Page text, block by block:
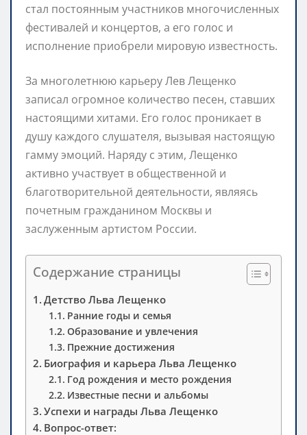
стал постоянным участников многочисленных
фестивалей и концертов, а его голос и
исполнение приобрели мировую известность.
За многолетнюю карьеру Лев Лещенко
записал огромное количество песен, ставших
настоящими хитами. Его голос проникает в
душу каждого слушателя, вызывая настоящую
гамму эмоций. Наряду с этим, Лещенко
активно участвует в общественной и
благотворительной деятельности, являясь
почетным гражданином Москвы и
заслуженным артистом России.
Содержание страницы
Детство Льва Лещенко
Ранние годы и семья
Образование и увлечения
Прежние достижения
Биография и карьера Льва Лещенко
Год рождения и место рождения
Известные песни и альбомы
Успехи и награды Льва Лещенко
Вопрос-ответ: